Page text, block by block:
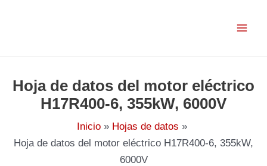
Hoja de datos del motor eléctrico
H17R400-6, 355kW, 6000V
Inicio
Hojas de datos
Hoja de datos del motor eléctrico H17R400-6, 355kW,
6000V